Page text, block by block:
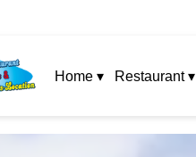
Home ▾ Restaurant ▾